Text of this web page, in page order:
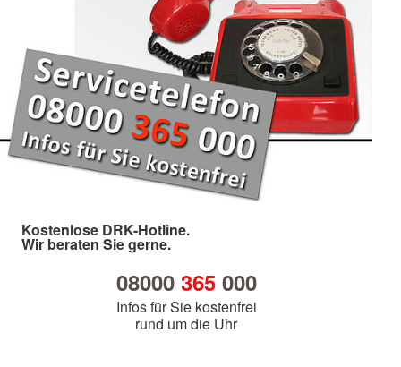
Kostenlose DRK-Hotline.
Wir beraten Sie gerne.
08000 365000
Infos für Sie kostenfrei
rund um die Uhr